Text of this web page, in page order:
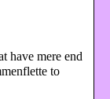
have mere end
to